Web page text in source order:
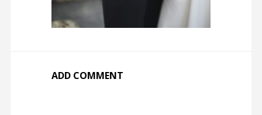
ADD COMMENT